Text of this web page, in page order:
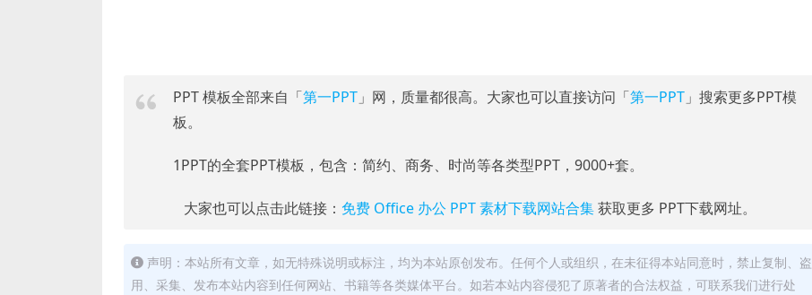
PPT 模板全部来自「第一PPT 」网，质量都很高。大家也可以直接访问「第一PPT 」搜索更多PPT模
板。
1PPT的全套PPT模板，包含：简约、商务、时尚等各类型PPT，9000+套。
大家也可以点击此链接： 免费 Office 办公 PPT 素材下载网站合集获取更多 PPT下载网址。
声明：本站所有文章，如无特殊说明或标注，均为本站原创发布。任何个人或组织，在未征得本站同意时，禁止复制、盗
用、采集、发布本站内容到任何网站、书籍等各类媒体平台。如若本站内容侵犯了原著者的合法权益，可联系我们进行处